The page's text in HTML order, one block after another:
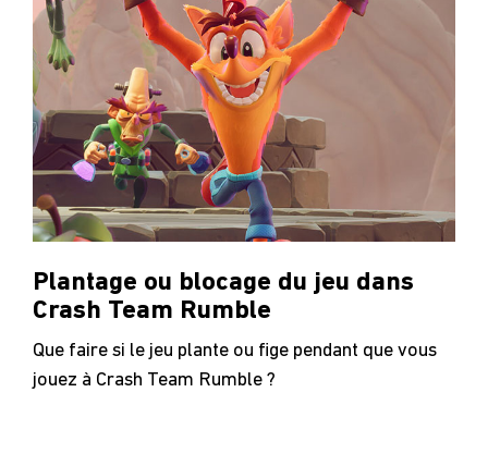
Plantage ou blocage du jeu dans
Crash Team Rumble
Que faire si le jeu plante ou fige pendant que vous
jouez à Crash Team Rumble ?